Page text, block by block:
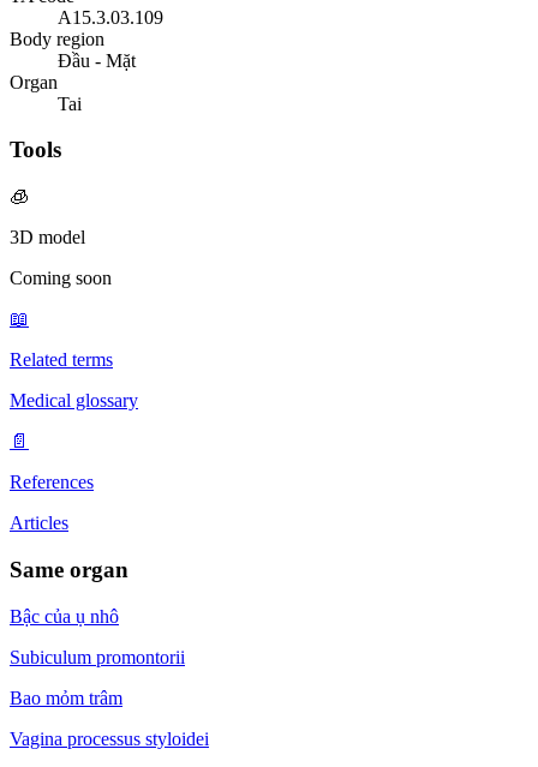
A15.3.03.109
Body region
Đầu - Mặt
Organ
Tai
Tools
🧊
3D model
Coming soon
📖
Related terms
Medical glossary
📄
References
Articles
Same organ
Bậc của ụ nhô
Subiculum promontorii
Bao mỏm trâm
Vagina processus styloidei